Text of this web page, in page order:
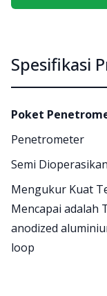
Spesifikasi
Poket
Penetrometer
Semi Dioperasikan
Mengukur Kuat
Mencapai adalah
anodized
loop